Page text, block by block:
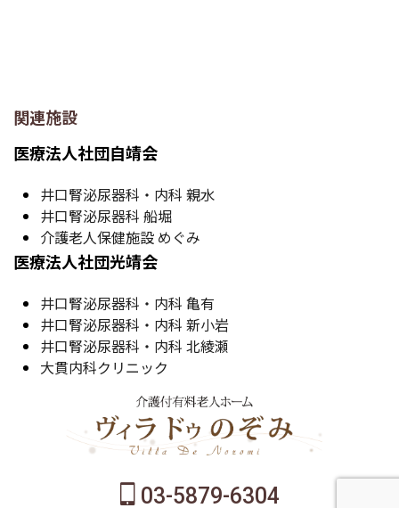
関連施設
医療法人社団自靖会
井口腎泌尿器科・内科 親水
井口腎泌尿器科 船堀
介護老人保健施設 めぐみ
医療法人社団光靖会
井口腎泌尿器科・内科 亀有
井口腎泌尿器科・内科 新小岩
井口腎泌尿器科・内科 北綾瀬
大貫内科クリニック
03-5879-6304